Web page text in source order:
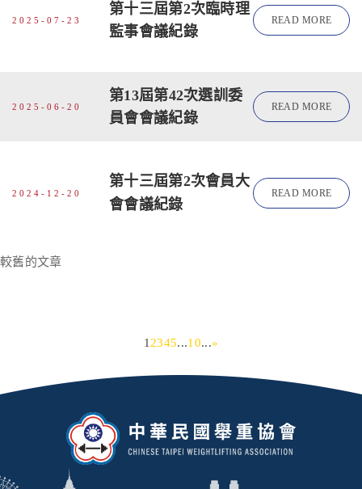
2025-07-23
第十三屆第2次臨時理
監事會議紀錄
READ MORE
2025-06-20
第13屆第42次選訓委
員會會議紀錄
READ MORE
2024-12-20
第十三屆第2次會員大
會會議紀錄
READ MORE
文
較舊的文章
1 2345...10...»